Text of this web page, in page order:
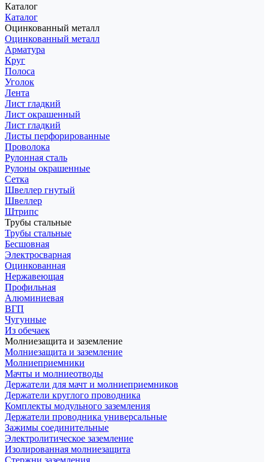
Каталог
Каталог
Оцинкованный металл
Оцинкованный металл
Арматура
Круг
Полоса
Уголок
Лента
Лист гладкий
Лист окрашенный
Лист гладкий
Листы перфорированные
Проволока
Рулонная сталь
Рулоны окрашенные
Сетка
Швеллер гнутый
Швеллер
Штрипс
Трубы стальные
Трубы стальные
Бесшовная
Электросварная
Оцинкованная
Нержавеющая
Профильная
Алюминиевая
ВГП
Чугунные
Из обечаек
Молниезащита и заземление
Молниезащита и заземление
Молниеприемники
Мачты и молниеотводы
Держатели для мачт и молниеприемников
Держатели круглого проводника
Комплекты модульного заземления
Держатели проводника универсальные
Зажимы соединительные
Электролитическое заземление
Изолированная молниезащита
Стержни заземления